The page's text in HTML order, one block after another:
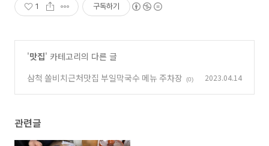
1 구독하기
'맛집' 카테고리의 다른 글
삼척 쏠비치근처맛집 부일막국수 메뉴 주차장
(0) 2023.04.14
관련글